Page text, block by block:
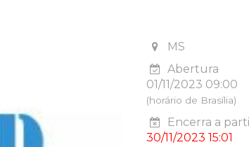
MS
Abertura
01/11/2023 09:00
(horário de Brasília)
Encerra a
30/11/2023 15:01